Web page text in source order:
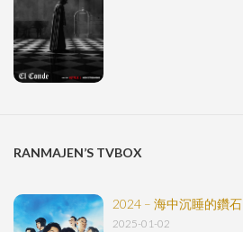
RANMAJEN’S TVBOX
2024 – 海中沉睡的鑽石
2025-01-02